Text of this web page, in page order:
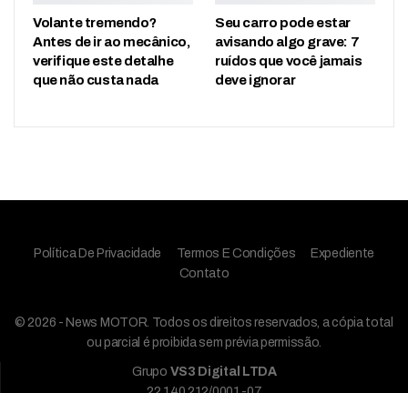
Volante tremendo?
Antes de ir ao mecânico,
verifique este detalhe
que não custa nada
Seu carro pode estar
avisando algo grave: 7
ruídos que você jamais
deve ignorar
Política De Privacidade Termos E Condições
Expediente
Contato
© 2026 - News MOTOR. Todos os direitos reservados, a cópia total
ou parcial é proibida sem prévia permissão.
Grupo VS3 Digital LTDA